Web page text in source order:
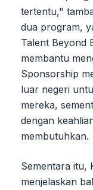
tertentu,"
dua program,
Talent Beyond
membantu
Sponsorship
luar negeri
mereka,
dengan
membutuhkan.
Sementara itu,
menjelaskan